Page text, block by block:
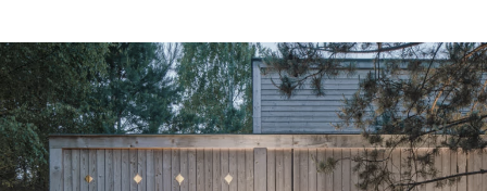
świdernojer